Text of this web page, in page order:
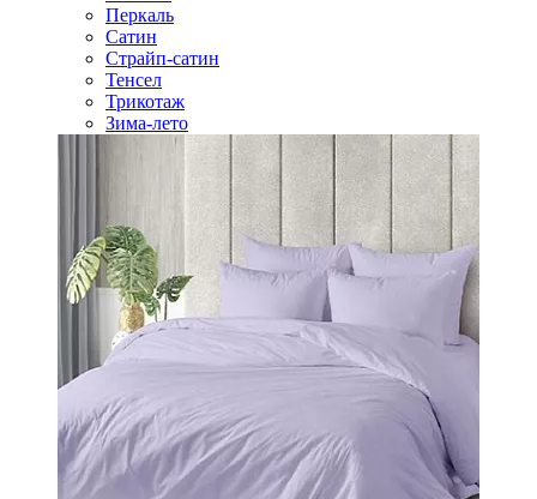
Перкаль
Сатин
Страйп-сатин
Тенсел
Трикотаж
Зима-лето